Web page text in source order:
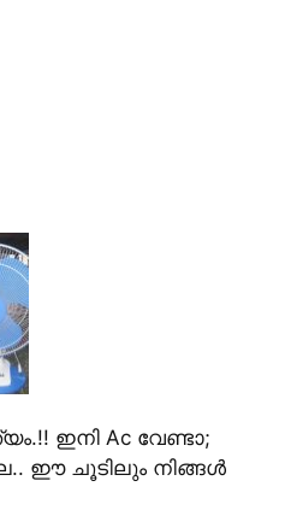
ഇനി Ac വേണ്ടാ;
ഈ ചൂടിലും നിങ്ങൾ